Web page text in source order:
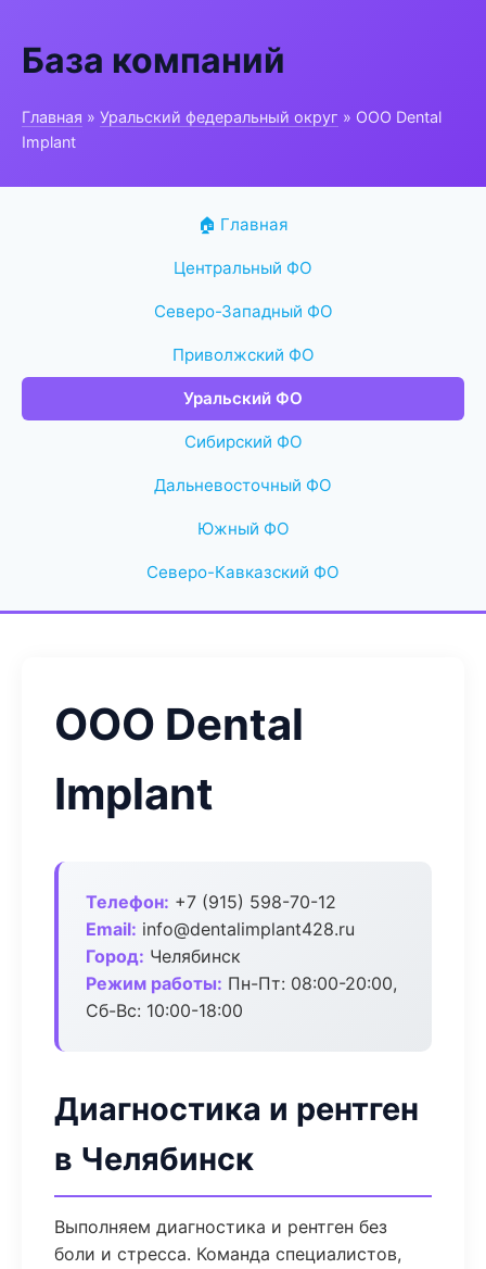
База компаний
Главная » Уральский федеральный округ » ООО Dental
Implant
🏠 Главная
Центральный ФО
Северо-Западный ФО
Приволжский ФО
Уральский ФО
Сибирский ФО
Дальневосточный ФО
Южный ФО
Северо-Кавказский ФО
ООО Dental
Implant
Телефон: +7 (915) 598-70-12
Email: info@dentalimplant428.ru
Город: Челябинск
Режим работы: Пн-Пт: 08:00-20:00,
Сб-Вс: 10:00-18:00
Диагностика и рентген
в Челябинск
Выполняем диагностика и рентген без
боли и стресса. Команда специалистов,